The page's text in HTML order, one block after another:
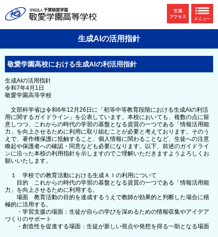
生成AIの活用指針
敬愛学園高校における生成AIの利活用指針
生成AIの活用指針
令和7年4月1日
敬愛学園高等学校
文部科学省は令和6年12月26日に「初等中等教育段階における生成AIの利活
用に関するガイドライン」を公表しています。本校においても、複数の点に留
意しつつ、これからの時代の学習の基盤となる資質の一つである「情報活用能
力」を向上させるために利用に取り組むことが必要と考えております。そのう
えで、著作権保護に抵触すること、個人情報に関わることなど、生徒への注意
喚起や保護者への確認・同意なども必要になります。以下、前述のガイドライ
ンに沿った本校の利用指針を示しますのでご理解いただきますようよろしくお
願いいたします。
１ 学校での教育活動における生成ＡＩの利用について
目的 これからの時代の学習の基盤となる資質の一つである「情報活用能
力」を向上させるために利用する。
場面 教育活動の目的を達成するうえで教師が効果的と判断した場合に積
極的に活用する。
・学習支援の場面：生徒が自らの学びを深めるための情報収集やアイデア
づくりのサポート
・創造性を促進する場面：生徒が新しい視点や発想を得る一助となる場面